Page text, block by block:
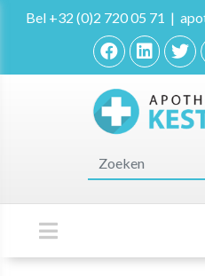
Bel +32 (0)2 720 05 71 |